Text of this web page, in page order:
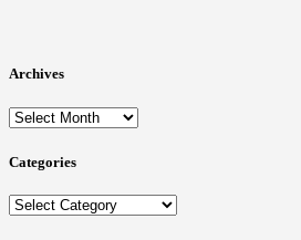
Archives
Archives
Categories
Categories